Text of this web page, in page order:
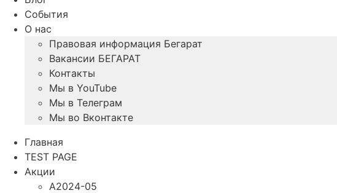
События
О нас
Правовая информация Бегарат
Вакансии БЕГАРАТ
Контакты
Мы в YouTube
Мы в Телеграм
Мы во Вконтакте
Главная
TEST PAGE
Акции
A2024-05